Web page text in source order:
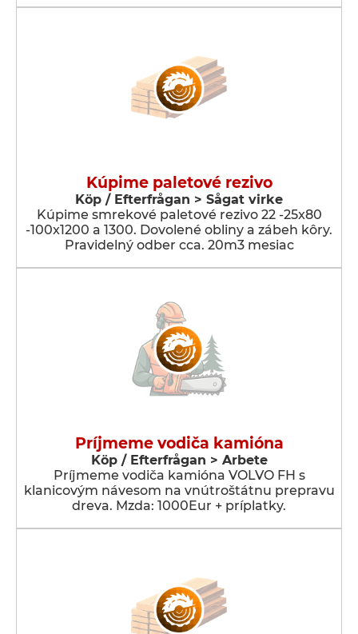
Kúpime paletové rezivo
Köp / Efterfrågan > Sågat virke
Kúpime smrekové paletové rezivo 22 -25x80
-100x1200 a 1300. Dovolené obliny a zábeh kôry.
Pravidelný odber cca. 20m3 mesiac
Príjmeme vodiča kamióna
Köp / Efterfrågan > Arbete
Príjmeme vodiča kamióna VOLVO FH s
klanicovým návesom na vnútroštátnu prepravu
dreva. Mzda: 1000Eur + príplatky.